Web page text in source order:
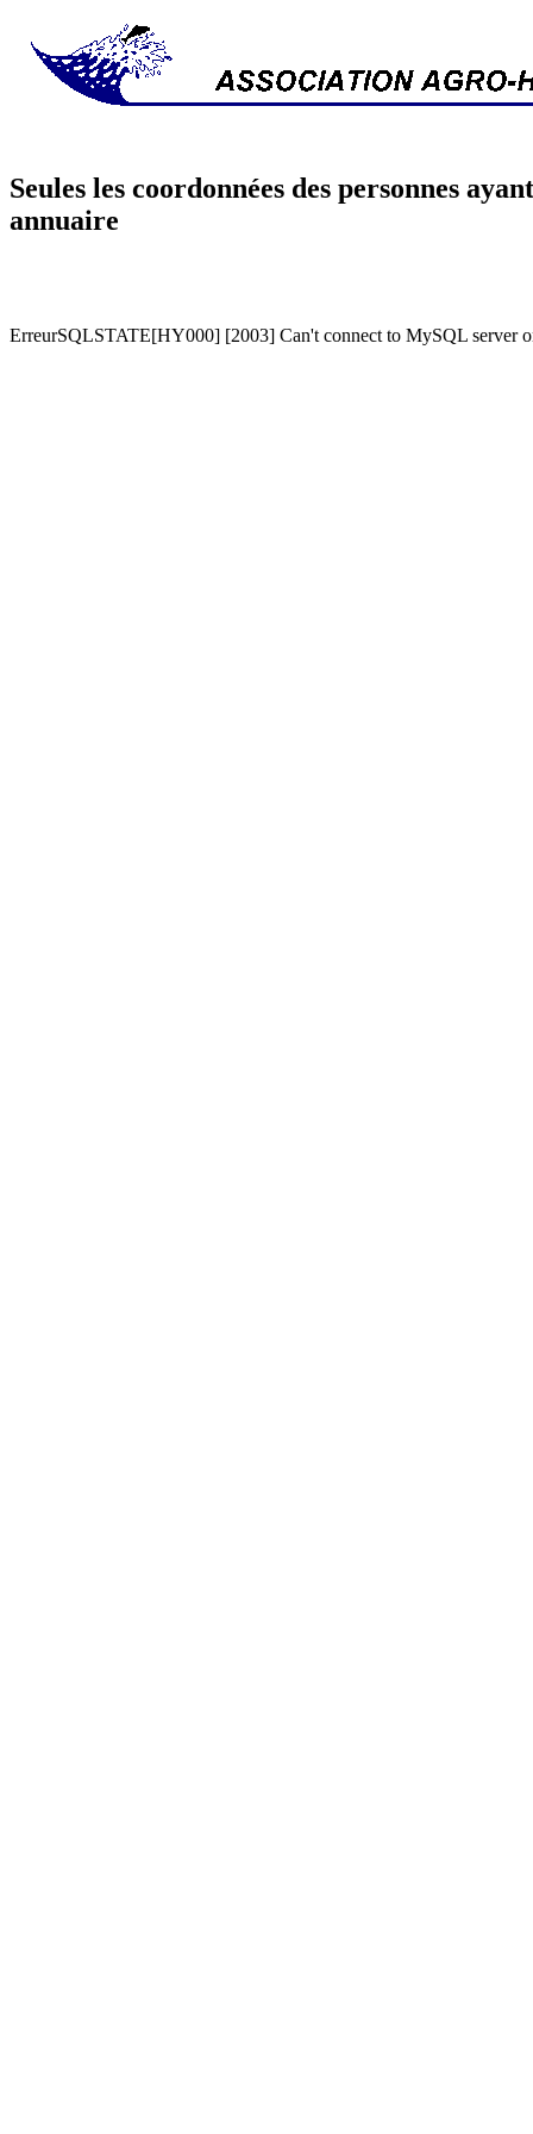
Seules les coordonnées des personnes
annuaire
ErreurSQLSTATE[HY000] [2003] Can't connect to MySQL server